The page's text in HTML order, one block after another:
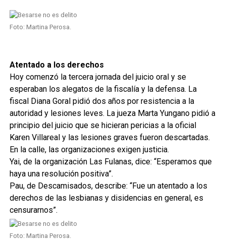
Foto: Martina Perosa.
Atentado a los derechos
Hoy comenzó la tercera jornada del juicio oral y se
esperaban los alegatos de la fiscalía y la defensa. La
fiscal Diana Goral pidió dos años por resistencia a la
autoridad y lesiones leves. La jueza Marta Yungano pidió a
principio del juicio que se hicieran pericias a la oficial
Karen Villareal y las lesiones graves fueron descartadas.
En la calle, las organizaciones exigen justicia.
Yai, de la organización Las Fulanas, dice: “Esperamos que
haya una resolución positiva”.
Pau, de Descamisados, describe: “Fue un atentado a los
derechos de las lesbianas y disidencias en general, es
censurarnos”.
Foto: Martina Perosa.